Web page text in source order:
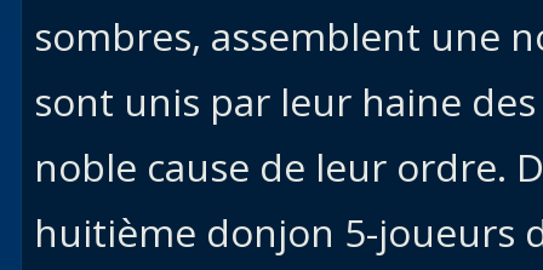
le vol
Uldum
Val
sombres, assemblent une
sont unis par leur haine
noble cause de leur ordre.
huitième donjon 5-joueurs